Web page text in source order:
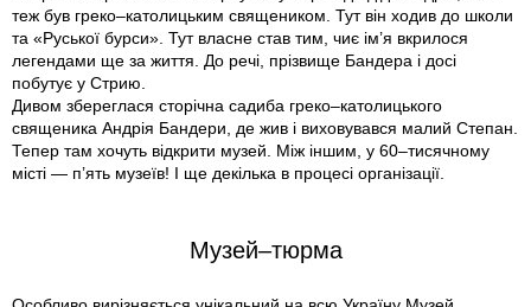
теж був греко–католицьким священиком. Тут він ходив до школи
та «Руської бурси». Тут власне став тим, чиє ім’я вкрилося
легендами ще за життя. До речі, прізвище Бандера і досі
побутує у Стрию.
Дивом збереглася сторічна садиба греко–католицького
священика Андрія Бандери, де жив і виховувався малий Степан.
Тепер там хочуть відкрити музей. Між іншим, у 60–тисячному
місті — п’ять музеїв! І ще декілька в процесі організації.
Музей–тюрма